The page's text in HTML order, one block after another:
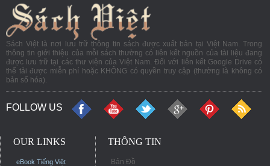
Sách Việt là nơi lưu trữ thông tin sách được xuất bản tại Việt Nam. Trong
thông tin giới thiệu của mỗi sách thường có liên kết nguồn của tài liệu đang
được lưu trữ tại các thư viện của Việt Nam. Đối với liên kết Google Drive có
thể tải được miễn phí hoặc KHÔNG có quyền truy cập (thường là không có
bản số hóa).
FOLLOW US
OUR LINKS
eBook Tiếng Việt
THÔNG TIN
Bản Đồ